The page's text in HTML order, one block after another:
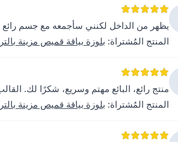
يظهر من الداخل لكنني سأجمعه مع جسم رائع
المنتج المُشتراة: بلوزة بياقة قميص مزينة
منتج رائع، البائع مهتم وسريع، شكرًا لك.
المنتج المُشتراة: بلوزة بياقة قميص مزينة